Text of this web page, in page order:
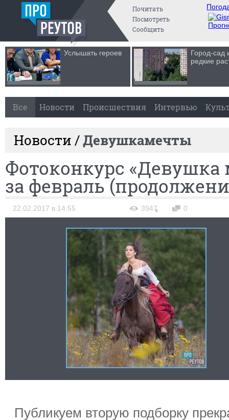
Почитать
Посмотреть
Сообщить
Услышать героев
Город-сад
редкие
Все Новости Происшествия Интервью
Новости /Девушкамечты
Фотоконкурс
за февраль
22.02.2017 в 14:55 3947 0
Публикуем вторую подборку